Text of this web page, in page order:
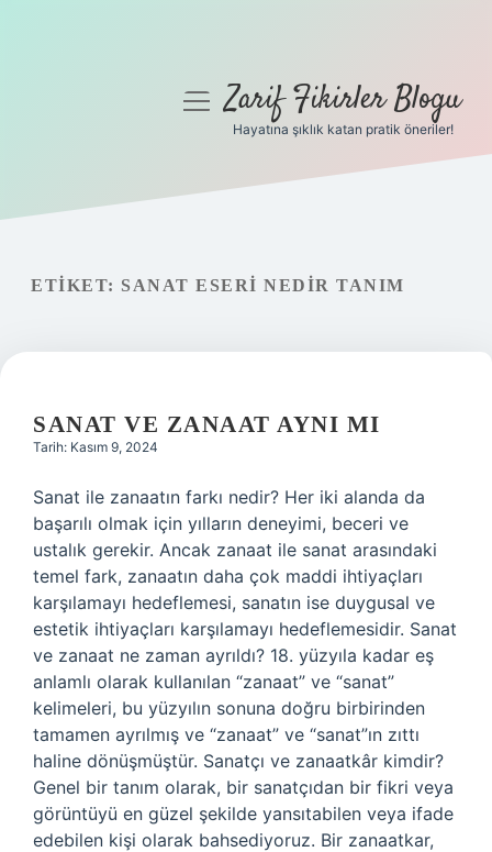
Gizlilik Politikası
menüyüZarif Fikirler Blogu
Hayatına şıklık katan pratik öneriler!
ETIKET: SANAT ESERI NEDIR TANIM
SANAT VE ZANAAT AYNI MI
Tarih: Kasım 9, 2024
Sanat ile zanaatın farkı nedir? Her iki alanda da
başarılı olmak için yılların deneyimi, beceri ve
ustalık gerekir. Ancak zanaat ile sanat arasındaki
temel fark, zanaatın daha çok maddi ihtiyaçları
karşılamayı hedeflemesi, sanatın ise duygusal ve
estetik ihtiyaçları karşılamayı hedeflemesidir. Sanat
ve zanaat ne zaman ayrıldı? 18. yüzyıla kadar eş
anlamlı olarak kullanılan “zanaat” ve “sanat”
kelimeleri, bu yüzyılın sonuna doğru birbirinden
tamamen ayrılmış ve “zanaat” ve “sanat”ın zıttı
haline dönüşmüştür. Sanatçı ve zanaatkâr kimdir?
Genel bir tanım olarak, bir sanatçıdan bir fikri veya
görüntüyü en güzel şekilde yansıtabilen veya ifade
edebilen kişi olarak bahsediyoruz. Bir zanaatkar,